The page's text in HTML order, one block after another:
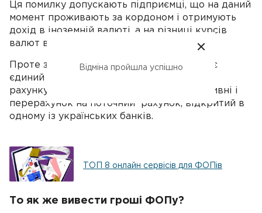
Ця помилку допускають підприємці, що на даний
момент проживають за кордоном і отримують
дохід в іноземній валюті, а на різниці курсів
валют втрачають значну частку доходу.
Проте законодавство України передбачає
єдиний спосіб зняття коштів з валютного
рахунку ФОП – конвертацію валюти в гривні і
перерахунок на поточний рахунок, відкритий в
одному із українських банків.
ТОП 8 онлайн сервісів для ФОПів
То як же вивести гроші ФОПу?
Відміна пройшла успішно